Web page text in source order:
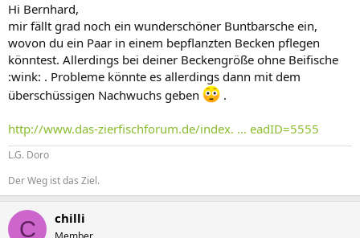
Hi Bernhard,
mir fällt grad noch ein wunderschöner Buntbarsche ein,
wovon du ein Paar in einem bepflanzten Becken pflegen
könntest. Allerdings bei deiner Beckengröße ohne Beifische
:wink: . Probleme könnte es allerdings dann mit dem
überschüssigen Nachwuchs geben
.
http://www.das-zierfischforum.de/index. ... eadID=5555
L.G. Doro
Der Weg ist das Ziel.
C chilli